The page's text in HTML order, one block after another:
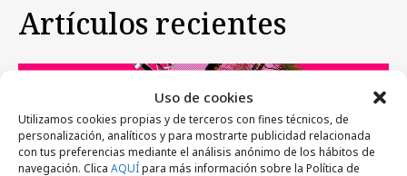
Uso de cookies
Utilizamos cookies propias y de terceros con fines técnicos, de
personalización, analíticos y para mostrarte publicidad relacionada
con tus preferencias mediante el análisis anónimo de los hábitos de
navegación. Clica AQUÍpara más información sobre la Política de
Artículos recientes